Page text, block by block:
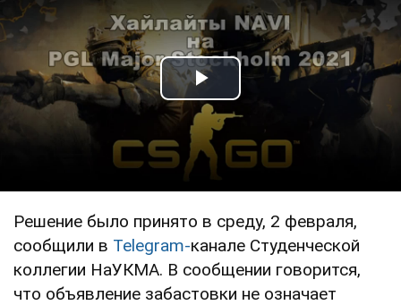
Play Video
Решение было принято в среду, 2 февраля,
сообщили в Telegram-канале Студенческой
коллегии НаУКМА. В сообщении говорится,
что объявление забастовки не означает